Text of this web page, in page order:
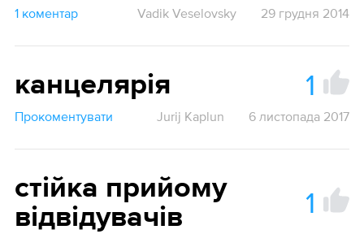
1 коментар Vadik Veselovsky 29 грудня 2014
канцелярія 1
Прокоментувати Jurij Kaplun 6 листопада 2017
стійка прийому
відвідувачів
1